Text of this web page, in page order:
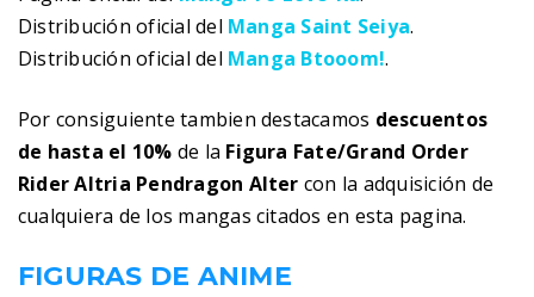
Distribución oficial del Manga Saint Seiya.
Distribución oficial del Manga Btooom!.
Por consiguiente tambien destacamos descuentos
de hasta el 10% de la Figura Fate/Grand Order
Rider Altria Pendragon Alter con la adquisición de
cualquiera de los mangas citados en esta pagina.
FIGURAS DE ANIME